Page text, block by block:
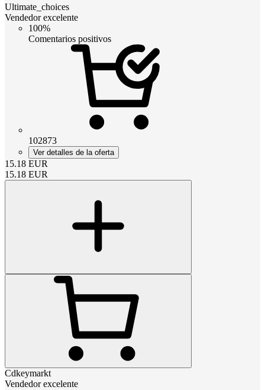
Ultimate_choices
Vendedor excelente
100%
Comentarios positivos
102873
Ver detalles de la oferta
15.18 EUR
15.18 EUR
Cdkeymarkt
Vendedor excelente